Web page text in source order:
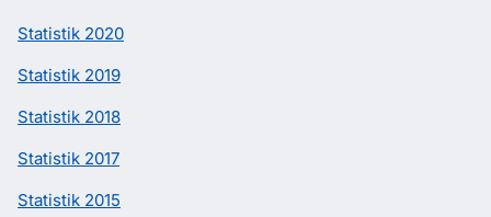
Statistik 2020
Statistik 2019
Statistik 2018
Statistik 2017
Statistik 2015